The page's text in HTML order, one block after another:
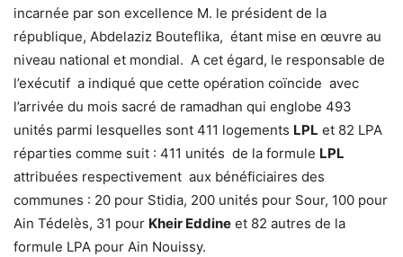
incarnée par son excellence M. le président de la
république, Abdelaziz Bouteflika, étant mise en œuvre au
niveau national et mondial. A cet égard, le responsable de
l’exécutif a indiqué que cette opération coïncide avec
l’arrivée du mois sacré de ramadhan qui englobe 493
unités parmi lesquelles sont 411 logements LPL et 82 LPA
réparties comme suit : 411 unités de la formule LPL
attribuées respectivement aux bénéficiaires des
communes : 20 pour Stidia, 200 unités pour Sour, 100 pour
Ain Tédelès, 31 pour Kheir Eddine et 82 autres de la
formule LPA pour Ain Nouissy.